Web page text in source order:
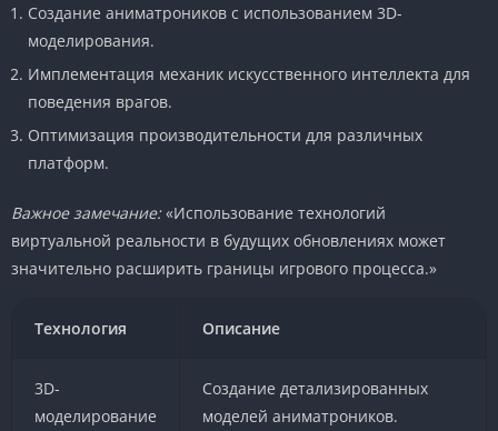
Создание аниматроников с использованием 3D-
моделирования.
Имплементация механик искусственного интеллекта для
поведения врагов.
Оптимизация производительности для различных
платформ.
Важное замечание:«Использование технологий
виртуальной реальности в будущих обновлениях может
значительно расширить границы игрового процесса.»
Технология Описание
3D-
моделирование
Создание детализированных
моделей аниматроников.